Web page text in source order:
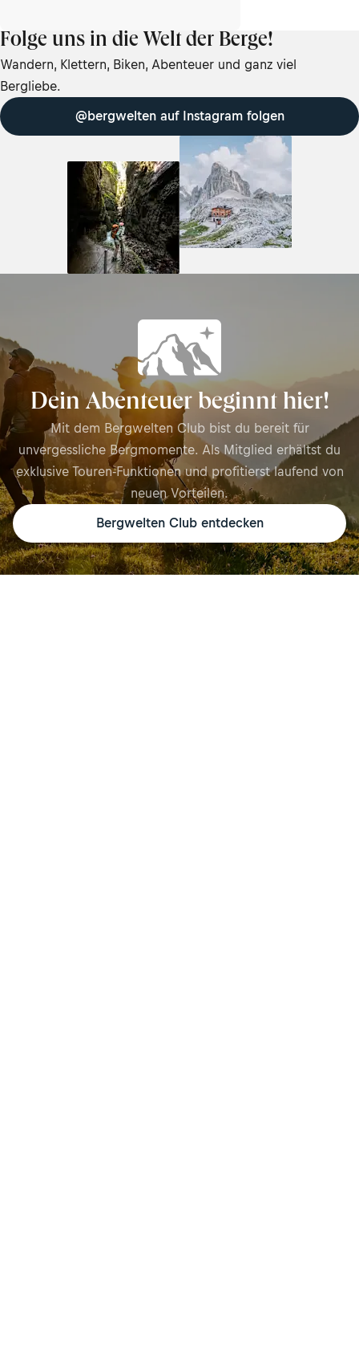
Folge uns in die Welt der Berge!
Wandern, Klettern, Biken, Abenteuer und ganz viel
Bergliebe.
@bergwelten auf Instagram folgen
Dein Abenteuer beginnt hier!
Mit dem Bergwelten Club bist du bereit für
unvergessliche Bergmomente. Als Mitglied erhältst du
exklusive Touren-Funktionen und profitierst laufend von
neuen Vorteilen.
Bergwelten Club entdecken